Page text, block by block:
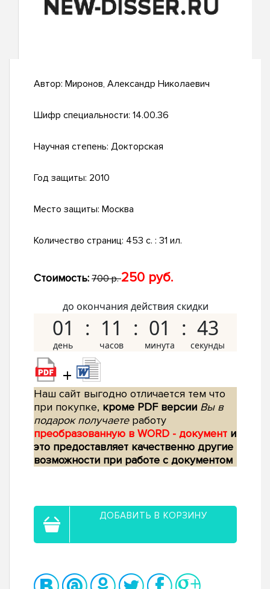
Автор: Миронов, Александр Николаевич
Шифр специальности: 14.00.36
Научная степень: Докторская
Год защиты: 2010
Место защиты: Москва
Количество страниц: 453 с. : 31 ил.
Стоимость: 700 р.250 руб.
до окончания действия скидки
01 11 01 42
+
Наш сайт выгодно отличается тем что
при покупке, кроме PDF версии Вы в
подарок получаетеработу
преобразованную в WORD - документ и
это предоставляет качественно другие
возможности при работе с документом
ДОБАВИТЬ В КОРЗИНУ